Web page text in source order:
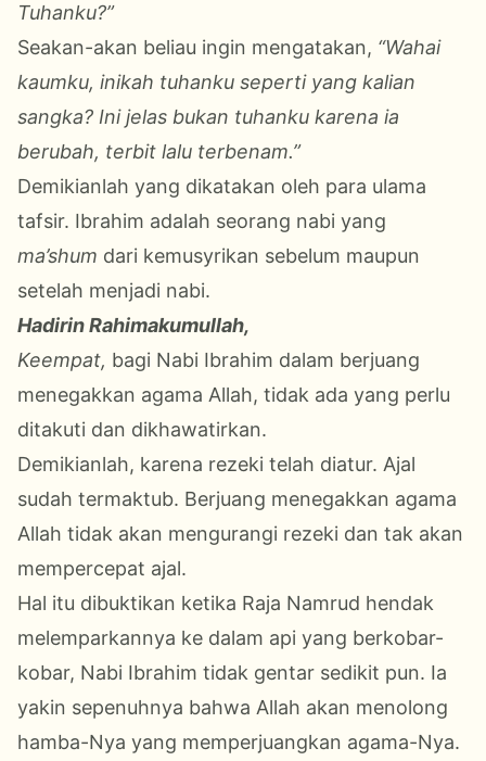
Tuhanku?”
Seakan-akan beliau ingin mengatakan, “Wahai
kaumku, inikah tuhanku seperti yang kalian
sangka? Ini jelas bukan tuhanku karena ia
berubah, terbit lalu terbenam.”
Demikianlah yang dikatakan oleh para ulama
tafsir. Ibrahim adalah seorang nabi yang
ma’shum dari kemusyrikan sebelum maupun
setelah menjadi nabi.
Hadirin Rahimakumullah,
Keempat, bagi Nabi Ibrahim dalam berjuang
menegakkan agama Allah, tidak ada yang perlu
ditakuti dan dikhawatirkan.
Demikianlah, karena rezeki telah diatur. Ajal
sudah termaktub. Berjuang menegakkan agama
Allah tidak akan mengurangi rezeki dan tak akan
mempercepat ajal.
Hal itu dibuktikan ketika Raja Namrud hendak
melemparkannya ke dalam api yang berkobar-
kobar, Nabi Ibrahim tidak gentar sedikit pun. Ia
yakin sepenuhnya bahwa Allah akan menolong
hamba-Nya yang memperjuangkan agama-Nya.